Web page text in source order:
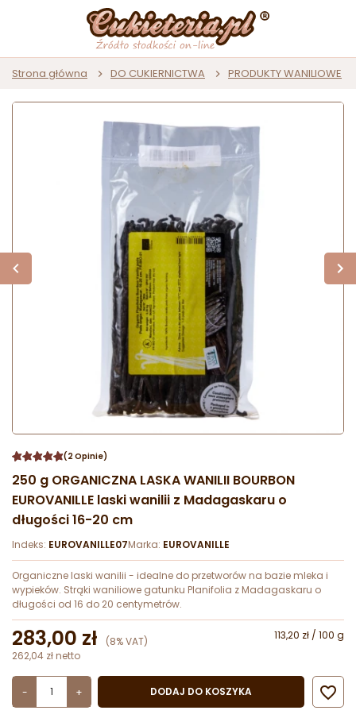
Strona główna DO CUKIERNICTWA PRODUKTY WANILIOWE
(2 Opinie)
250 g ORGANICZNA LASKA WANILII BOURBON
EUROVANILLE laski wanilii z Madagaskaru o
długości 16-20 cm
Indeks: EUROVANILLE07Marka: EUROVANILLE
Organiczne laski wanilii - idealne do przetworów na bazie mleka i
wypieków. Strąki waniliowe gatunku Planifolia z Madagaskaru o
długości od 16 do 20 centymetrów.
283,00 zł (8% VAT)
113,20 zł / 100 g
262,04 zł netto
- + DODAJ DO KOSZYKA 